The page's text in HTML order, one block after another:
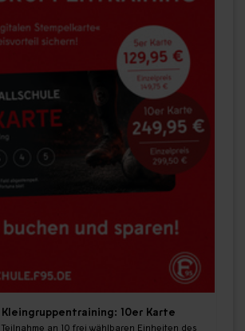
Kleingruppentraining: 10er Karte
Teilnahme an 10 frei wählbaren Einheiten des